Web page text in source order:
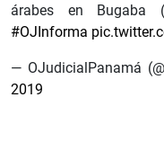
árabes en Bugaba
#OJInforma
— OJudicialPanamá
2019